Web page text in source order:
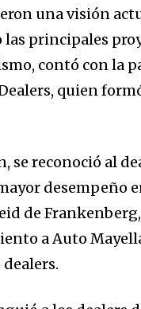
una visión
las principales
contó con la
quien
se reconoció al
desempeño
de
a Auto